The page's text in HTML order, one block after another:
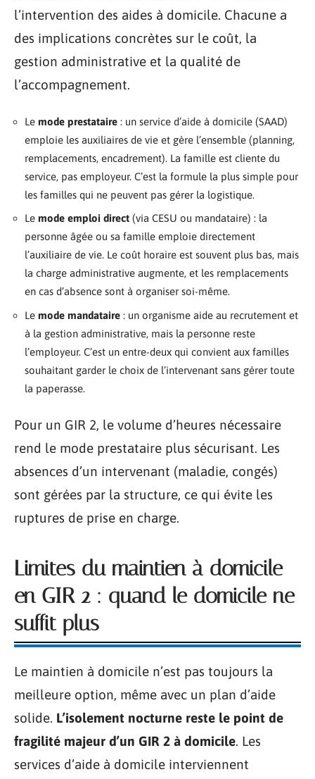
l’intervention des aides à domicile. Chacune a
des implications concrètes sur le coût, la
gestion administrative et la qualité de
l’accompagnement.
Le mode prestataire : un service d’aide à domicile (SAAD)
emploie les auxiliaires de vie et gère l’ensemble (planning,
remplacements, encadrement). La famille est cliente du
service, pas employeur. C’est la formule la plus simple pour
les familles qui ne peuvent pas gérer la logistique.
Le mode emploi direct (via CESU ou mandataire) : la
personne âgée ou sa famille emploie directement
l’auxiliaire de vie. Le coût horaire est souvent plus bas, mais
la charge administrative augmente, et les remplacements
en cas d’absence sont à organiser soi-même.
Le mode mandataire : un organisme aide au recrutement et
à la gestion administrative, mais la personne reste
l’employeur. C’est un entre-deux qui convient aux familles
souhaitant garder le choix de l’intervenant sans gérer toute
la paperasse.
Pour un GIR 2, le volume d’heures nécessaire
rend le mode prestataire plus sécurisant. Les
absences d’un intervenant (maladie, congés)
sont gérées par la structure, ce qui évite les
ruptures de prise en charge.
Limites du maintien à domicile
en GIR 2 : quand le domicile ne
suffit plus
Le maintien à domicile n’est pas toujours la
meilleure option, même avec un plan d’aide
solide. L’isolement nocturne reste le point de
fragilité majeur d’un GIR 2 à domicile. Les
services d’aide à domicile interviennent